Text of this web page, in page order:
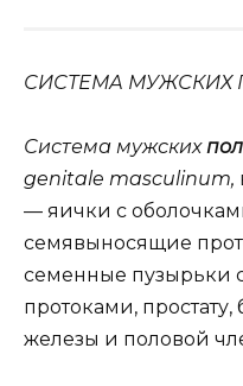
СИСТЕМА МУЖСКИХ
Система мужских
genitale masculinum,
— яички с
семявыносящие
семенные пузырьки
протоками,
железы и половой